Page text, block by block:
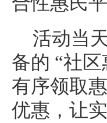
活动当
备的 “社
有序领取
优惠，让